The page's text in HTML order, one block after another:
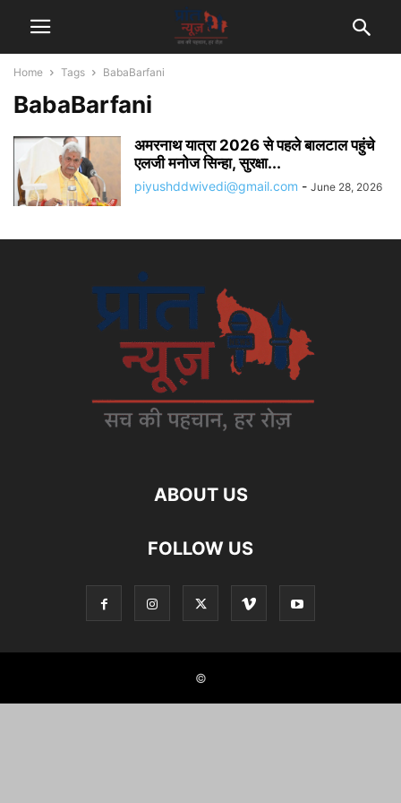
Home Tags BabaBarfani
BabaBarfani
अमरनाथ यात्रा 2026 से पहले बालटाल पहुंचे
एलजी मनोज सिन्हा, सुरक्षा...
piyushddwivedi@gmail.com - June 28, 2026
ABOUT US
FOLLOW US
©